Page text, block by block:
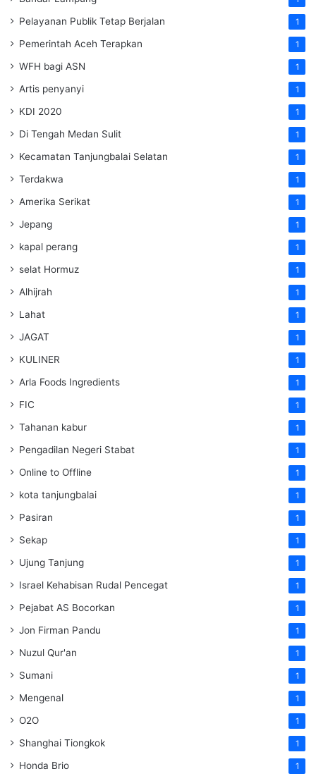
Pelayanan Publik Tetap Berjalan 1
Pemerintah Aceh Terapkan 1
WFH bagi ASN 1
Artis penyanyi 1
KDI 2020 1
Di Tengah Medan Sulit 1
Kecamatan Tanjungbalai Selatan 1
Terdakwa 1
Amerika Serikat 1
Jepang 1
kapal perang 1
selat Hormuz 1
Alhijrah 1
Lahat 1
JAGAT 1
KULINER 1
Arla Foods Ingredients 1
FIC 1
Tahanan kabur 1
Pengadilan Negeri Stabat 1
Online to Offline 1
kota tanjungbalai 1
Pasiran 1
Sekap 1
Ujung Tanjung 1
Israel Kehabisan Rudal Pencegat 1
Pejabat AS Bocorkan 1
Jon Firman Pandu 1
Nuzul Qur'an 1
Sumani 1
Mengenal 1
O2O 1
Shanghai Tiongkok 1
Honda Brio 1